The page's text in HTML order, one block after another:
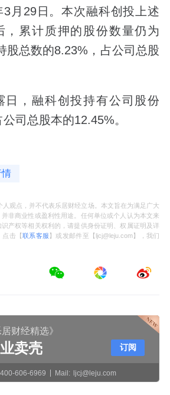
3月29日。本次融科创投上述
，累计质押的股份数量仍为
股总数的8.23%，占公司总股
日，融科创投持有公司股份
司总股本的12.45%。
情
人观点，并不代表乐居财经立场。本文旨在为满足广大
非商业性或盈利性用途。任何单位或个人认为本文来
产权等相关权利的，请提供身份证明、权属证明及详
点击【联系客服 】或发邮件至【ljcj@leju.com】，我们
居财经精选》
卖壳
400-606-6969 Mail: ljcj@leju.com
订阅